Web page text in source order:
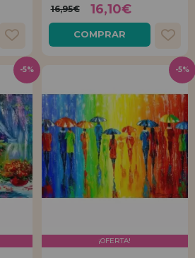
16,95€
16,10€
COMPRAR
-5%
¡OFERTA!
-5%